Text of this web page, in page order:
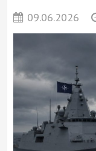
09.06.2026